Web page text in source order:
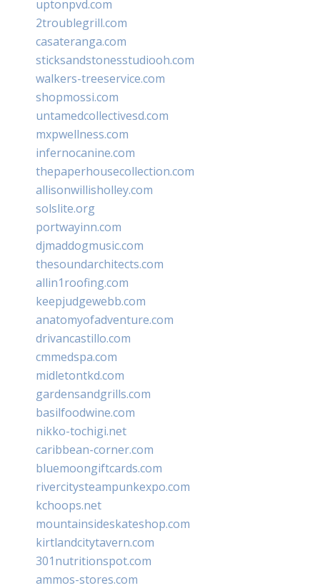
uptonpvd.com
2troublegrill.com
casateranga.com
sticksandstonesstudiooh.com
walkers-treeservice.com
shopmossi.com
untamedcollectivesd.com
mxpwellness.com
infernocanine.com
thepaperhousecollection.com
allisonwillisholley.com
solslite.org
portwayinn.com
djmaddogmusic.com
thesoundarchitects.com
allin1roofing.com
keepjudgewebb.com
anatomyofadventure.com
drivancastillo.com
cmmedspa.com
midletontkd.com
gardensandgrills.com
basilfoodwine.com
nikko-tochigi.net
caribbean-corner.com
bluemoongiftcards.com
rivercitysteampunkexpo.com
kchoops.net
mountainsideskateshop.com
kirtlandcitytavern.com
301nutritionspot.com
ammos-stores.com